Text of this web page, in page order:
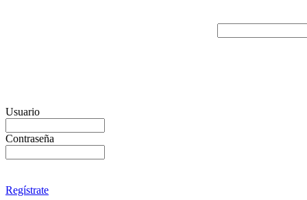
Usuario
Contraseña
Regístrate